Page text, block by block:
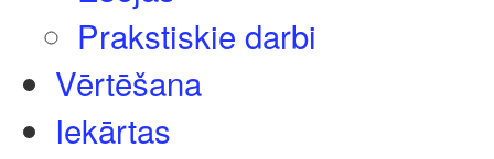
Prakstiskie darbi
Vērtēšana
Iekārtas